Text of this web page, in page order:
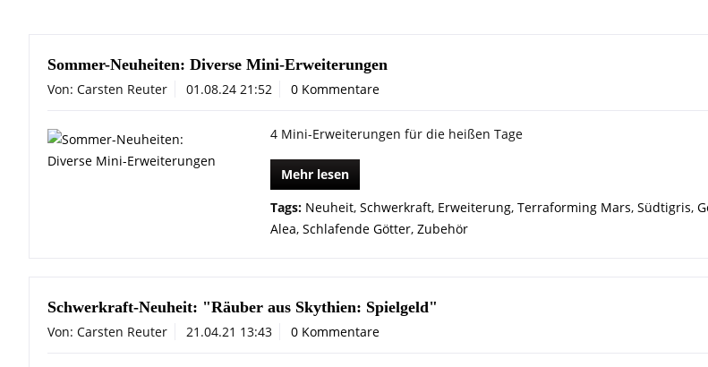
Sommer-Neuheiten: Diverse Mini-Erweiterungen
Von: Carsten Reuter 01.08.24 21:52 0 Kommentare
4 Mini-Erweiterungen für die heißen Tage
Mehr lesen
Tags: Neuheit, Schwerkraft, Erweiterung, Terraforming Mars, Südtigris,
Alea, Schlafende Götter, Zubehör
Schwerkraft-Neuheit: "Räuber aus Skythien: Spielgeld"
Von: Carsten Reuter 21.04.21 13:43 0 Kommentare